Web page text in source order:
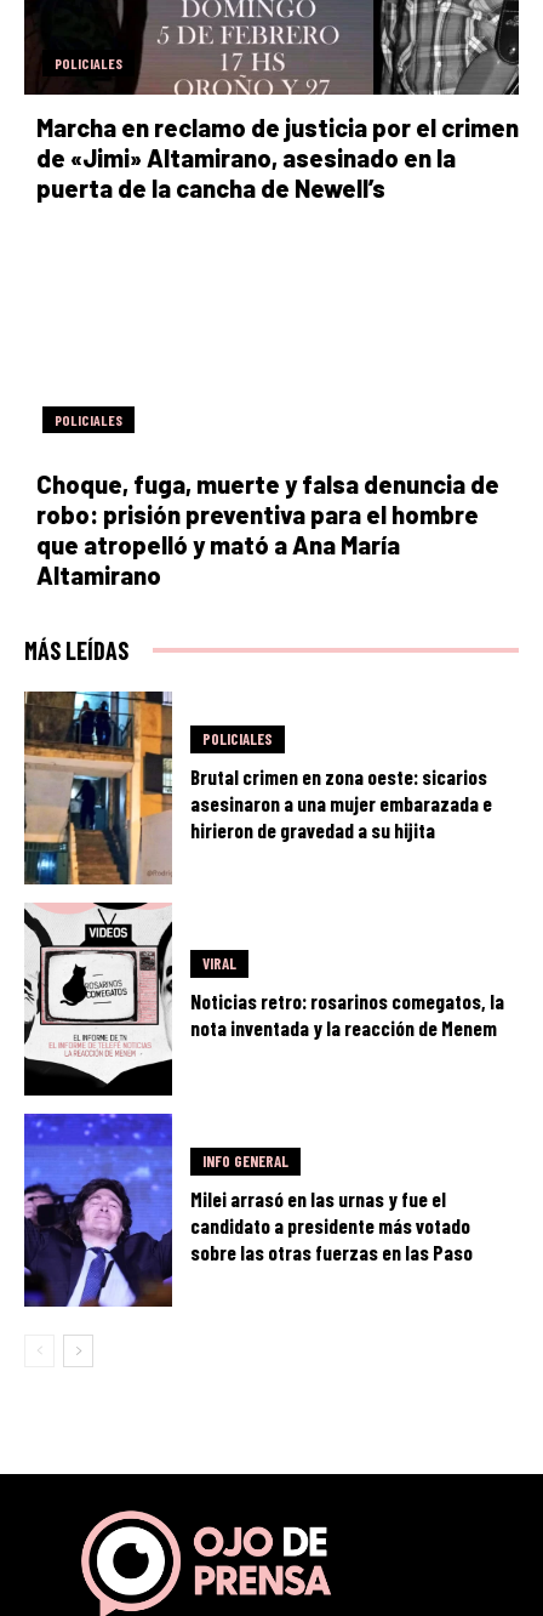
POLICIALES
Marcha en reclamo de justicia por el crimen
de «Jimi» Altamirano, asesinado en la
puerta de la cancha de Newell’s
POLICIALES
Choque, fuga, muerte y falsa denuncia de
robo: prisión preventiva para el hombre
que atropelló y mató a Ana María
Altamirano
MÁS LEÍDAS
POLICIALES
Brutal crimen en zona oeste: sicarios
asesinaron a una mujer embarazada e
hirieron de gravedad a su hijita
VIRAL
Noticias retro: rosarinos comegatos, la
nota inventada y la reacción de Menem
INFO GENERAL
Milei arrasó en las urnas y fue el
candidato a presidente más votado
sobre las otras fuerzas en las Paso